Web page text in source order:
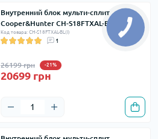
Внутренний блок мульти-сплит
Cooper&Hunter CH-S18FTXAL-BL(I) Wi-Fi
Код товара: CH-S18FTXAL-BL(I)
1
26199 грн -21%
20699 грн